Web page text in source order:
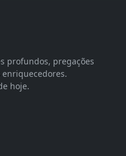
profundos, pregações
hoje.